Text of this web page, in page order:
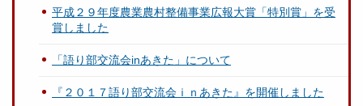
平成２９年度農業農村整備事業広報大賞「特別賞」を受
賞しました
「語り部交流会inあきた」について
『２０１７語り部交流会ｉｎあきた』を開催しました